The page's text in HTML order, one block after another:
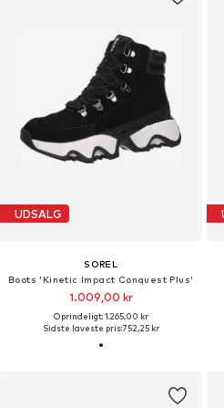
UDSALG
SOREL
Boots 'Kinetic Impact Conquest Plus'
1.009,00 kr
Oprindeligt: 1.265,00 kr
Sidste laveste pris:752,25 kr